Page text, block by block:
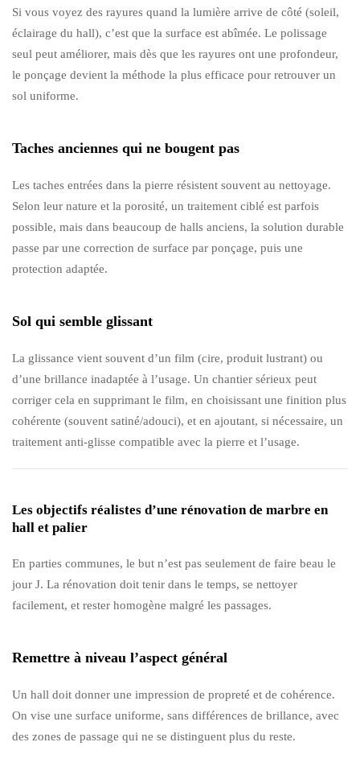
Si vous voyez des rayures quand la lumière arrive de côté (soleil,
éclairage du hall), c’est que la surface est abîmée. Le polissage
seul peut améliorer, mais dès que les rayures ont une profondeur,
le ponçage devient la méthode la plus efficace pour retrouver un
sol uniforme.
Taches anciennes qui ne bougent pas
Les taches entrées dans la pierre résistent souvent au nettoyage.
Selon leur nature et la porosité, un traitement ciblé est parfois
possible, mais dans beaucoup de halls anciens, la solution durable
passe par une correction de surface par ponçage, puis une
protection adaptée.
Sol qui semble glissant
La glissance vient souvent d’un film (cire, produit lustrant) ou
d’une brillance inadaptée à l’usage. Un chantier sérieux peut
corriger cela en supprimant le film, en choisissant une finition plus
cohérente (souvent satiné/adouci), et en ajoutant, si nécessaire, un
traitement anti-glisse compatible avec la pierre et l’usage.
Les objectifs réalistes d’une rénovation de marbre en
hall et palier
En parties communes, le but n’est pas seulement de faire beau le
jour J. La rénovation doit tenir dans le temps, se nettoyer
facilement, et rester homogène malgré les passages.
Remettre à niveau l’aspect général
Un hall doit donner une impression de propreté et de cohérence.
On vise une surface uniforme, sans différences de brillance, avec
des zones de passage qui ne se distinguent plus du reste.